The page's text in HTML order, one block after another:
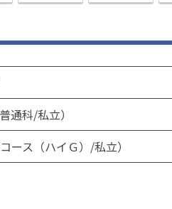
通科/私立）
ース（ハイＧ）/私立）